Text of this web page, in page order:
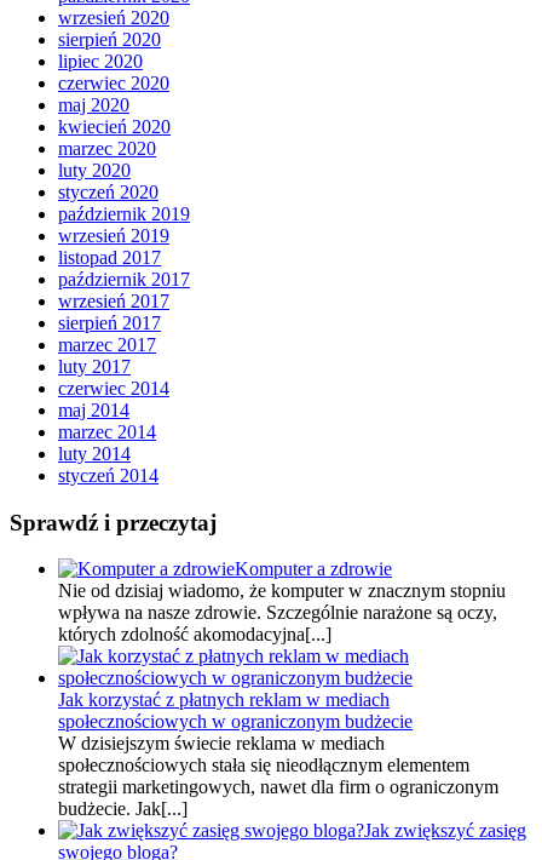
wrzesień 2020
sierpień 2020
lipiec 2020
czerwiec 2020
maj 2020
kwiecień 2020
marzec 2020
luty 2020
styczeń 2020
październik 2019
wrzesień 2019
listopad 2017
październik 2017
wrzesień 2017
sierpień 2017
marzec 2017
luty 2017
czerwiec 2014
maj 2014
marzec 2014
luty 2014
styczeń 2014
Sprawdź i przeczytaj
Komputer a zdrowie
Nie od dzisiaj wiadomo, że komputer w znacznym stopniu
wpływa na nasze zdrowie. Szczególnie narażone są oczy,
których zdolność akomodacyjna[...]
Jak korzystać z płatnych reklam w mediach
społecznościowych w ograniczonym budżecie
W dzisiejszym świecie reklama w mediach
społecznościowych stała się nieodłącznym elementem
strategii marketingowych, nawet dla firm o ograniczonym
budżecie. Jak[...]
Jak zwiększyć zasięg
swojego bloga?